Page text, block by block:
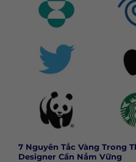
7 Nguyên Tắc Vàng Trong
Designer Cần Nắm Vững